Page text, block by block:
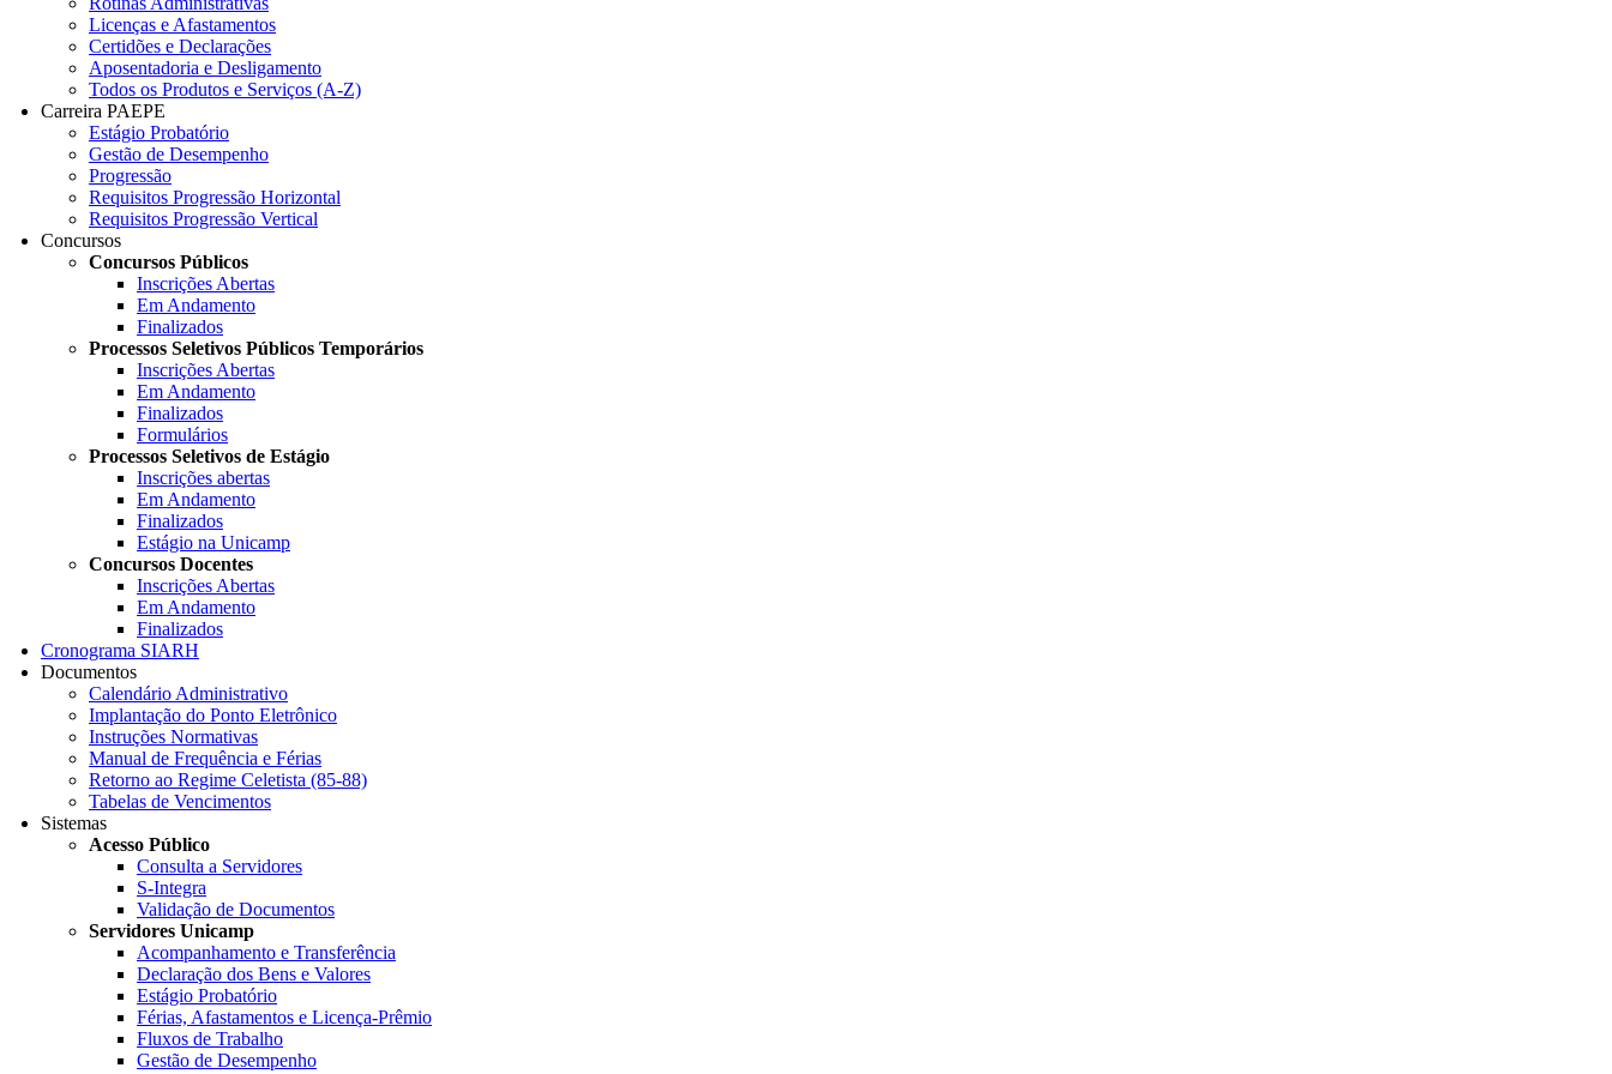
Licenças e Afastamentos
Certidões e Declarações
Aposentadoria e Desligamento
Todos os Produtos e Serviços (A-Z)
Carreira PAEPE
Estágio Probatório
Gestão de Desempenho
Progressão
Requisitos Progressão Horizontal
Requisitos Progressão Vertical
Concursos
Concursos Públicos
Inscrições Abertas
Em Andamento
Finalizados
Processos Seletivos Públicos Temporários
Inscrições Abertas
Em Andamento
Finalizados
Formulários
Processos Seletivos de Estágio
Inscrições abertas
Em Andamento
Finalizados
Estágio na Unicamp
Concursos Docentes
Inscrições Abertas
Em Andamento
Finalizados
Cronograma SIARH
Documentos
Calendário Administrativo
Implantação do Ponto Eletrônico
Instruções Normativas
Manual de Frequência e Férias
Retorno ao Regime Celetista (85-88)
Tabelas de Vencimentos
Sistemas
Acesso Público
Consulta a Servidores
S-Integra
Validação de Documentos
Servidores Unicamp
Acompanhamento e Transferência
Declaração dos Bens e Valores
Estágio Probatório
Férias, Afastamentos e Licença-Prêmio
Fluxos de Trabalho
Gestão de Desempenho